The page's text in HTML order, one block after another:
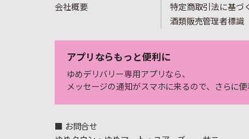
会社概要
特定商取引法に基づ
酒類販売管理者標識
アプリならもっと便利に
ゆめデリバリー専用アプリなら、
メッセージの通知がスマホに来るので、さらに便
■ お問合せ